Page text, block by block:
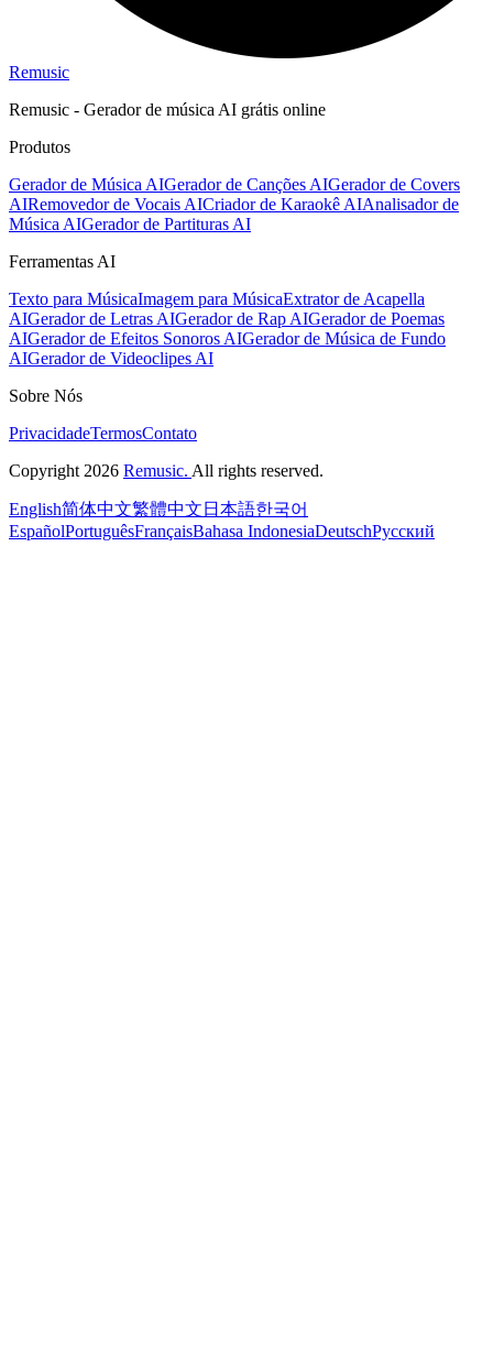
Remusic
Remusic - Gerador de música AI grátis online
Produtos
Gerador de Música AIGerador de Canções AIGerador de Covers
AIRemovedor de Vocais AICriador de Karaokê AIAnalisador de
Música AIGerador de Partituras AI
Ferramentas AI
Texto para MúsicaImagem para MúsicaExtrator de Acapella
AIGerador de Letras AIGerador de Rap AIGerador de Poemas
AIGerador de Efeitos Sonoros AIGerador de Música de Fundo
AIGerador de Videoclipes AI
Sobre Nós
PrivacidadeTermosContato
Copyright 2026 Remusic. All rights reserved.
English简体中文繁體中文 日本語한국어
EspañolPortuguêsFrançaisBahasa IndonesiaDeutschРусский